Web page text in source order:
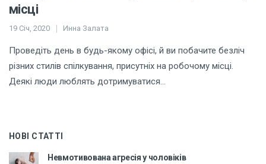
місці
19 Січ, 2020 Инна Залата
Проведіть день в будь-якому офісі, й ви побачите безліч
різних стилів спілкування, присутніх на робочому місці.
Деякі люди люблять дотримуватися…
НОВІ СТАТТІ
Невмотивована агресія у чоловіків